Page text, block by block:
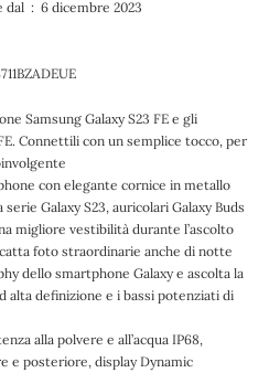
Disponibile su Amazon.it a partire dal ‏ : ‎ 6 dicembre 2023
: ‎ SM-S711BZADEUE
Samsung Galaxy S23 FE e gli
Connettili con un semplice tocco, per
con elegante cornice in metallo
Galaxy S23, auricolari Galaxy Buds
migliore vestibilità durante l’ascolto
foto straordinarie anche di notte
dello smartphone Galaxy e ascolta la
alta definizione e i bassi potenziati di
alla polvere e all’acqua IP68,
e posteriore, display Dynamic